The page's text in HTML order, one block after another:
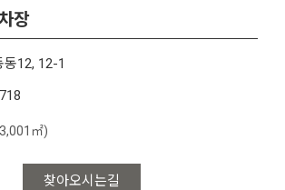
장
동12, 12-1
찾아오시는길
㎡)